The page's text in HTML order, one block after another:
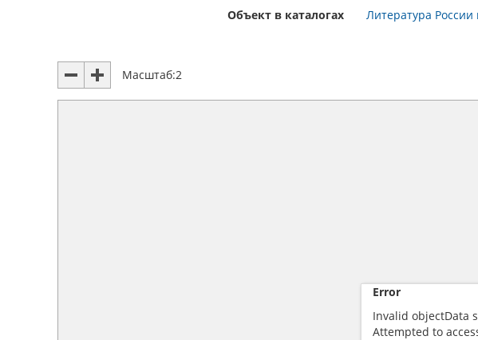
Объект в каталогах
Литература
Масштаб:2
Error
Invalid objectData
Attempted to